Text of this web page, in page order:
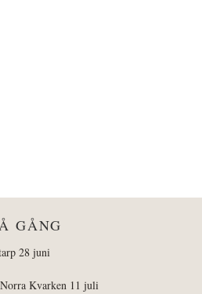
GÅNG
28 juni
Kvarken 11 juli